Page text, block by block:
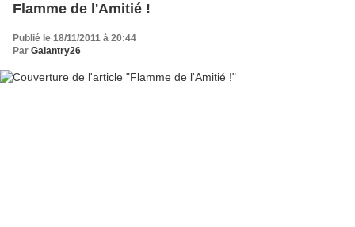
Flamme de l'Amitié !
Publié le 18/11/2011 à 20:44
Par Galantry26